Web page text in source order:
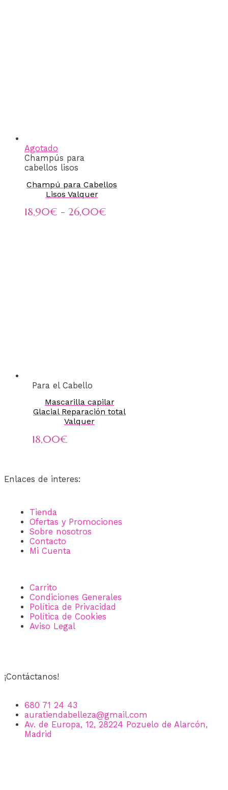
Agotado
Champús para
cabellos lisos
Champú para Cabellos
Lisos Valquer
18,90€ - 26,00€
Para el Cabello
Mascarilla capilar
Glacial Reparación total
Valquer
18,00€
¡Contáctanos!
680 71 24 43
auratiendabelleza@gmail.com
Av. de Europa, 12, 28224 Pozuelo de Alarcón,
Madrid
Enlaces de interes:
Tienda
Ofertas y Promociones
Sobre nosotros
Contacto
Mi Cuenta
Carrito
Condiciones Generales
Política de Privacidad
Política de Cookies
Aviso Legal